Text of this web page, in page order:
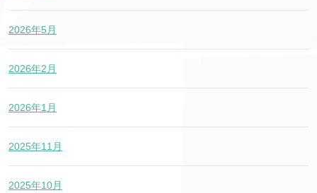
2026年5月
2026年2月
2026年1月
2025年11月
2025年10月